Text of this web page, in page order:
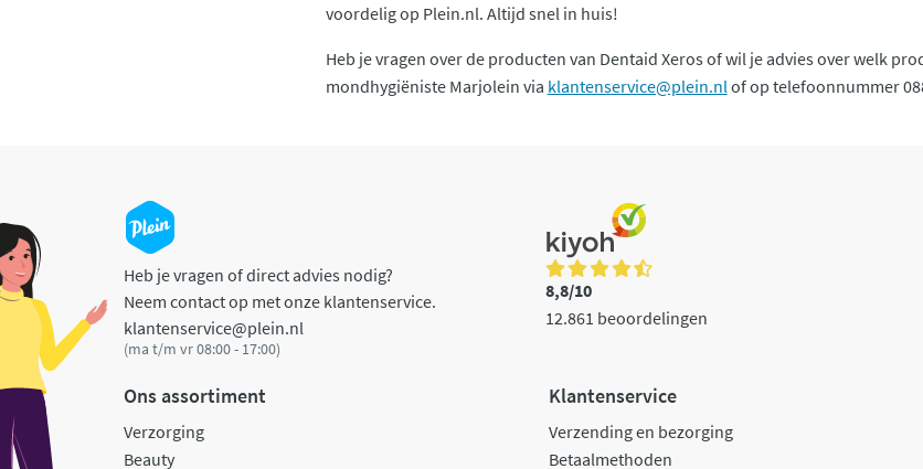
voordelig op Plein.nl. Altijd snel in huis!
Heb je vragen over de producten van Dentaid Xeros of wil je advies over welk
mondhygiëniste Marjolein via klantenservice@plein.nlof op telefoonnummer
Heb je vragen of direct advies nodig?
Neem contact op met onze klantenservice.
klantenservice@plein.nl
(ma t/m vr 08:00 - 17:00)
8,8/10
12.861 beoordelingen
Ons assortiment
Verzorging
Beauty
Klantenservice
Verzending en bezorging
Betaalmethoden